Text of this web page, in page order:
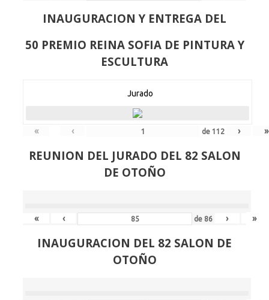
INAUGURACION Y ENTREGA DEL
50 PREMIO REINA SOFIA DE PINTURA Y
ESCULTURA
Jurado
« ‹ de112 › »
REUNION DEL JURADO DEL 82 SALON
DE OTOÑO
« ‹ de 86 › »
INAUGURACION DEL 82 SALON DE
OTOÑO